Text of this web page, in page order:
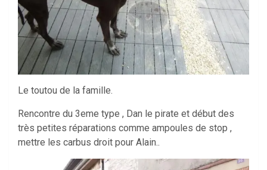
Le toutou de la famille.
Rencontre du 3eme type , Dan le pirate et début des
très petites réparations comme ampoules de stop ,
mettre les carbus droit pour Alain..